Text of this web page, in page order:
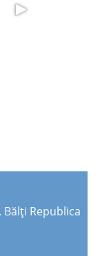
Bălți Republica